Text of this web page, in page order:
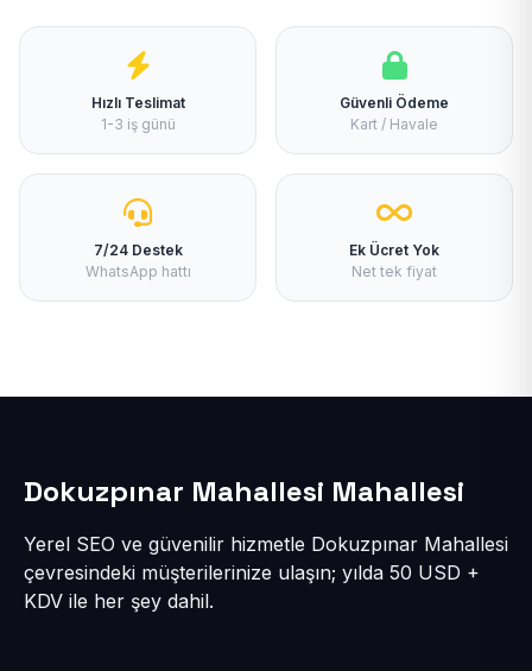
Hızlı Teslimat
1-3 iş günü
Güvenli Ödeme
Kart / Havale
7/24 Destek
WhatsApp hattı
Ek Ücret Yok
Net tek fiyat
Dokuzpınar Mahallesi Mahallesi
Yerel SEO ve güvenilir hizmetle Dokuzpınar Mahallesi
çevresindeki müşterilerinize ulaşın; yılda 50 USD +
KDV ile her şey dahil.